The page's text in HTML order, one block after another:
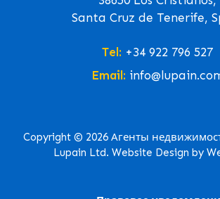
Santa Cruz de Tenerife,
Tel: +34 922 796 527
Email:
Copyright © 2026 Агенты
Lupain Ltd. Website Design by